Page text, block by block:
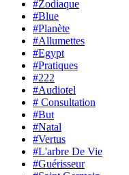
#Zodiaque
#Blue
#Planète
#Allumettes
#Egypt
#Pratiques
#222
#Audiotel
# Consultation
#But
#Natal
#Vertus
#L'arbre De Vie
#Guérisseur